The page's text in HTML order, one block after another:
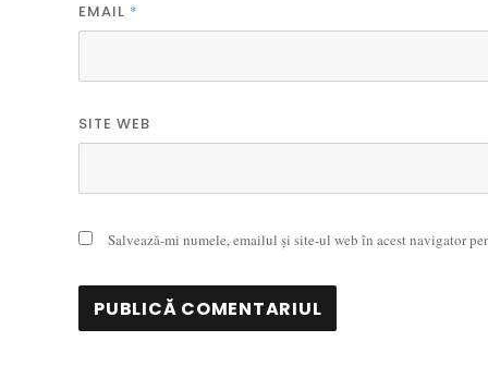
EMAIL *
SITE WEB
Salvează-mi numele, emailul și site-ul web în acest navigator